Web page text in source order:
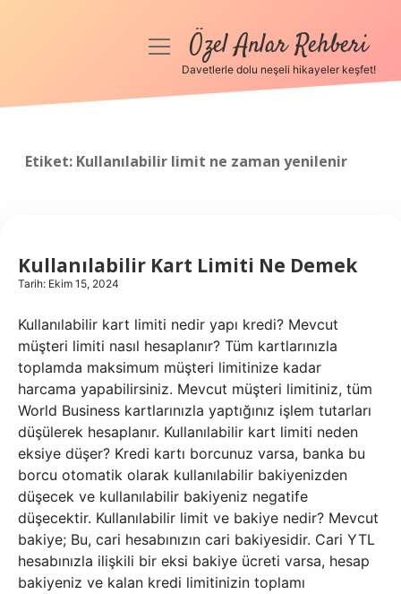
Anasayfa
menüyüÖzel Anlar Rehberi
Davetlerle dolu neşeli hikayeler keşfet!
Etiket: Kullanılabilir limit ne zaman yenilenir
Kullanılabilir Kart Limiti Ne Demek
Tarih: Ekim 15, 2024
Kullanılabilir kart limiti nedir yapı kredi? Mevcut
müşteri limiti nasıl hesaplanır? Tüm kartlarınızla
toplamda maksimum müşteri limitinize kadar
harcama yapabilirsiniz. Mevcut müşteri limitiniz, tüm
World Business kartlarınızla yaptığınız işlem tutarları
düşülerek hesaplanır. Kullanılabilir kart limiti neden
eksiye düşer? Kredi kartı borcunuz varsa, banka bu
borcu otomatik olarak kullanılabilir bakiyenizden
düşecek ve kullanılabilir bakiyeniz negatife
düşecektir. Kullanılabilir limit ve bakiye nedir? Mevcut
bakiye; Bu, cari hesabınızın cari bakiyesidir. Cari YTL
hesabınızla ilişkili bir eksi bakiye ücreti varsa, hesap
bakiyeniz ve kalan kredi limitinizin toplamı